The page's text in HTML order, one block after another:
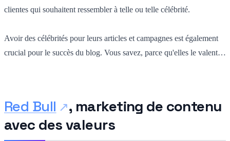
clientes qui souhaitent ressembler à telle ou telle célébrité.
Avoir des célébrités pour leurs articles et campagnes est également
crucial pour le succès du blog. Vous savez, parce qu'elles le valent…
Red Bull
, marketing de contenu
avec des valeurs